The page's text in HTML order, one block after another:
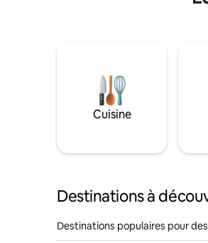
Cuisine
Destinations à
Destinations populaires pour